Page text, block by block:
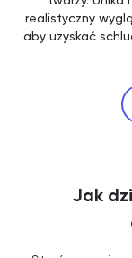
realistyczny
aby uzyskać
Jak